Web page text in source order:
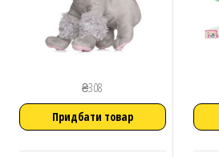
₴308
Придбати товар